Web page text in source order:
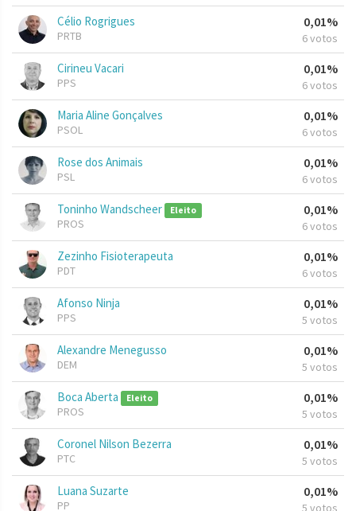
Célio Rogrigues
PRTB
0,01%
6 votos
Cirineu Vacari
PPS
0,01%
6 votos
Maria Aline Gonçalves
PSOL
0,01%
6 votos
Rose dos Animais
PSL
0,01%
6 votos
Toninho Wandscheer Eleito
PROS
0,01%
6 votos
Zezinho Fisioterapeuta
PDT
0,01%
6 votos
Afonso Ninja
PPS
0,01%
5 votos
Alexandre Menegusso
DEM
0,01%
5 votos
Boca Aberta Eleito
PROS
0,01%
5 votos
Coronel Nilson Bezerra
PTC
0,01%
5 votos
Luana Suzarte
PP
0,01%
5 votos